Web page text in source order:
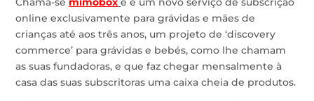
online exclusivamente para grávidas e mães de
crianças até aos três anos, um projeto de ‘discovery
commerce’ para grávidas e bebés, como lhe chamam
as suas fundadoras, e que faz chegar mensalmente à
casa das suas subscritoras uma caixa cheia de produtos.